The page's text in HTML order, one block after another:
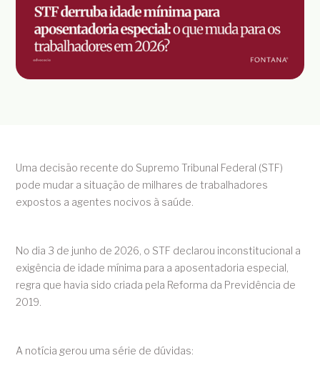
Uma decisão recente do Supremo Tribunal Federal (STF)
pode mudar a situação de milhares de trabalhadores
expostos a agentes nocivos à saúde.
No dia 3 de junho de 2026, o STF declarou inconstitucional a
exigência de idade mínima para a aposentadoria especial,
regra que havia sido criada pela Reforma da Previdência de
2019.
A notícia gerou uma série de dúvidas: